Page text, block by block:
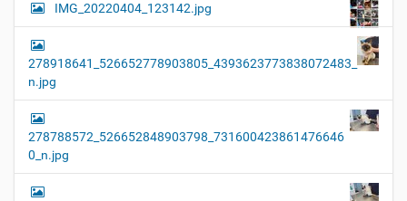
IMG_20220404_123142.jpg
278918641_526652778903805_4393623773838072483_
n.jpg
278788572_526652848903798_731600423861476646
0_n.jpg